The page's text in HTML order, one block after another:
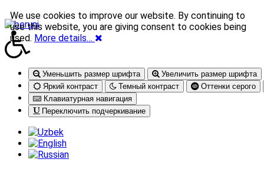
Уменьшить размер шрифта
Увеличить размер шрифта
Яркий контраст
Темный контраст
Оттенки серого
Клавиатурная навигация
Переключить подчеркивание
We use cookies to improve our website. By continuing to
use this website, you are giving consent to cookies being
used. More details…